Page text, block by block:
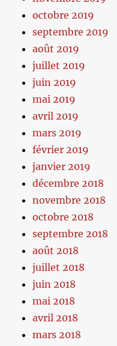
octobre 2019
septembre 2019
août 2019
juillet 2019
juin 2019
mai 2019
avril 2019
mars 2019
février 2019
janvier 2019
décembre 2018
novembre 2018
octobre 2018
septembre 2018
août 2018
juillet 2018
juin 2018
mai 2018
avril 2018
mars 2018